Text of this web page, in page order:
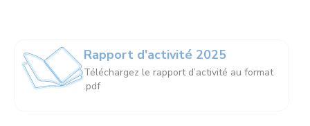
Rapport d'activité 2025
Téléchargez le rapport d’activité au format
.pdf